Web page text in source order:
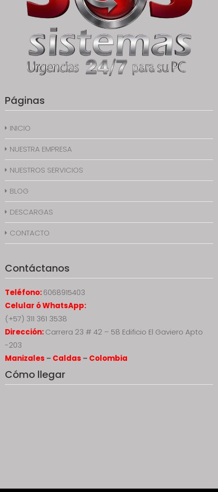
Páginas
INICIO
NUESTRA EMPRESA
NUESTROS SERVICIOS
BLOG
DESCARGAS
CONTACTO
Contáctanos
Teléfono:6068915403
Celular ó WhatsApp:
(+57) 311 361 3538
Dirección:Carrera 23 # 42 – 58 Edificio El Gaviero Apto
-203
Manizales – Caldas – Colombia
Cómo llegar